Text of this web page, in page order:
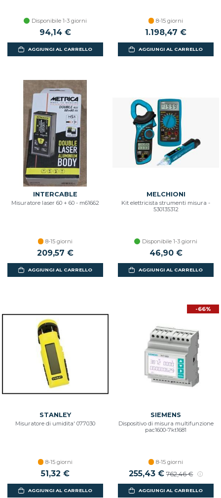
Disponibile 1-3 giorni
94,14 €
AGGIUNGI AL CARRELLO
8-15 giorni
1.198,47 €
AGGIUNGI AL CARRELLO
INTERCABLE
Misuratore laser 60 + 60 - m61662
8-15 giorni
209,57 €
AGGIUNGI AL CARRELLO
MELCHIONI
Kit elettricista strumenti misura -
530135312
Disponibile 1-3 giorni
46,90 €
AGGIUNGI AL CARRELLO
STANLEY
Misuratore di umidita' 077030
8-15 giorni
51,32 €
AGGIUNGI AL CARRELLO
-66%
SIEMENS
Dispositivo di misura multifunzione
pac1600-7kt1681
8-15 giorni
Prezzo scontato
255,43 € Prezzo di
762,46 €
AGGIUNGI AL CARRELLO